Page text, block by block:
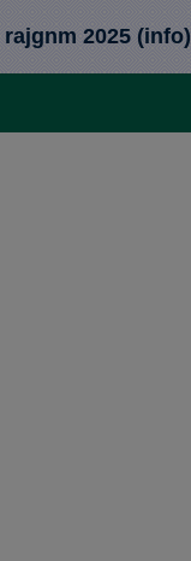
rajgnm 2025 (info)